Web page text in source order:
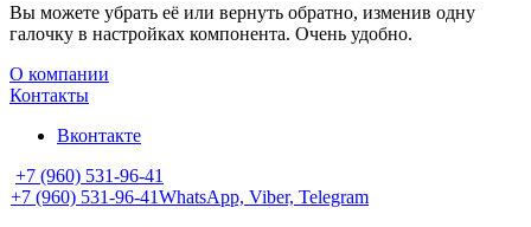
Вы можете убрать её или вернуть обратно, изменив одну
галочку в настройках компонента. Очень удобно.
О компании
Контакты
Вконтакте
+7 (960) 531-96-41
+7 (960) 531-96-41WhatsApp, Viber, Telegram